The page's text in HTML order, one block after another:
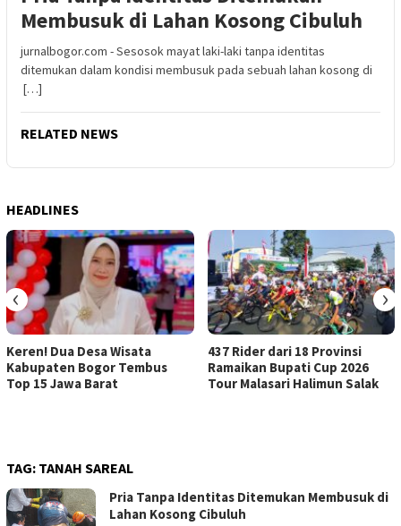
Membusuk di Lahan Kosong Cibuluh
jurnalbogor.com - Sesosok mayat laki-laki tanpa identitas
ditemukan dalam kondisi membusuk pada sebuah lahan kosong di
[…]
RELATED NEWS
HEADLINES
Keren! Dua Desa Wisata
Kabupaten Bogor Tembus
Top 15 Jawa Barat
437 Rider dari 18 Provinsi
Ramaikan Bupati Cup 2026
Tour Malasari Halimun Salak
‹ ›
TAG: TANAH SAREAL
Pria Tanpa Identitas Ditemukan Membusuk di
Lahan Kosong Cibuluh